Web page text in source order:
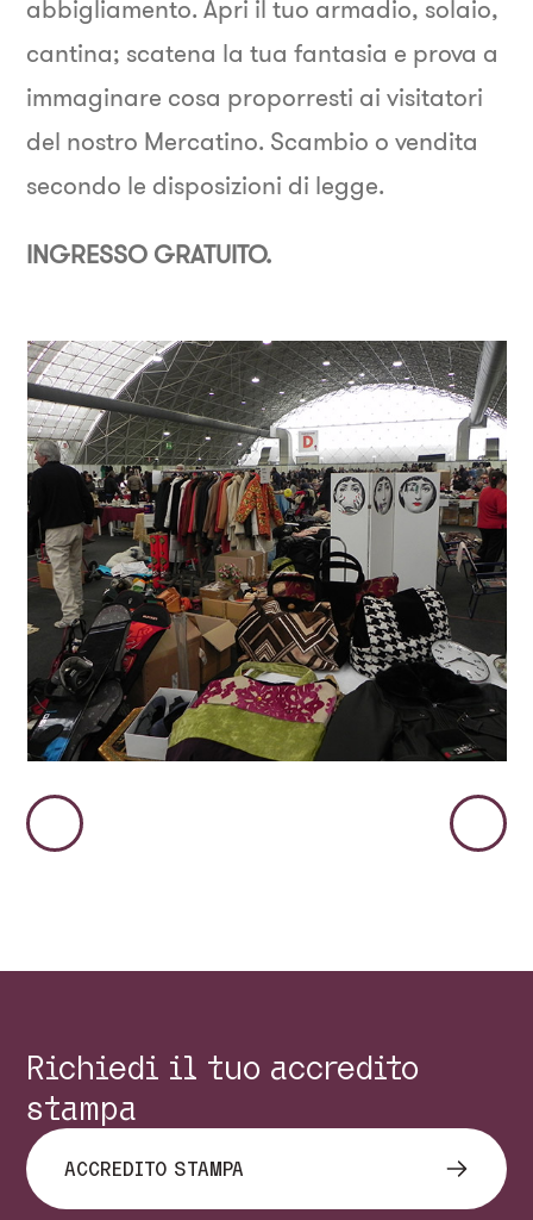
abbigliamento. Apri il tuo armadio, solaio,
cantina; scatena la tua fantasia e prova a
immaginare cosa proporresti ai visitatori
del nostro Mercatino. Scambio o vendita
secondo le disposizioni di legge.
INGRESSO GRATUITO.
Immagine
Richiedi il tuo accredito
stampa
ACCREDITO STAMPA